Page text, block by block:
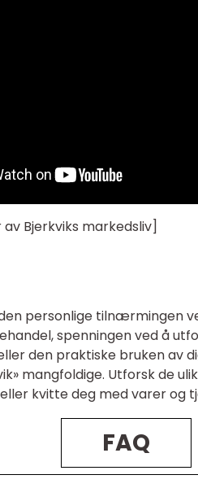
Bjerkviks markedsliv]
personlige tilnærmingen
spenningen ved å
den praktiske bruken av
mangfoldige. Utforsk de
kvitte deg med varer og
FAQ